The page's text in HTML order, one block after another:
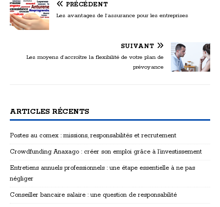
PRÉCÉDENT
Les avantages de l’assurance pour les entreprises
SUIVANT
Les moyens d’accroître la flexibilité de votre plan de
prévoyance
ARTICLES RÉCENTS
Postes au comex : missions, responsabilités et recrutement
Crowdfunding Anaxago : créer son emploi grâce à l’investissement
Entretiens annuels professionnels : une étape essentielle à ne pas
négliger
Conseiller bancaire salaire : une question de responsabilité